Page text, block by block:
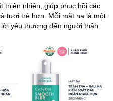
thiên nhiên, giúp phục hồi các
tươi trẻ hơn. Mỗi mặt nạ là một
yêu thương đến người thân